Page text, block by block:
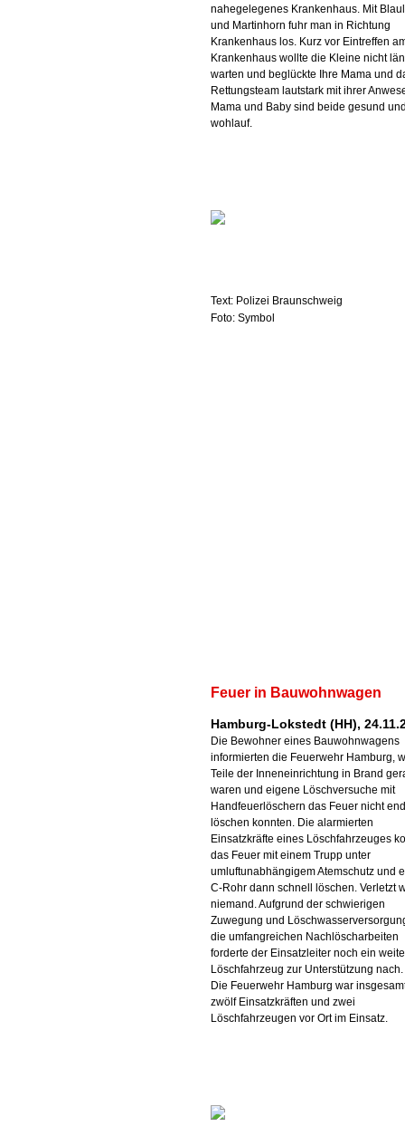
nahegelegenes Krankenhaus. Mit
und Martinhorn fuhr man in Richtung
Krankenhaus los. Kurz vor Eintreffen
Krankenhaus wollte die Kleine nicht
warten und beglückte Ihre Mama und
Rettungsteam lautstark mit ihrer
Mama und Baby sind beide gesund
wohlauf.
Text: Polizei Braunschweig
Foto: Symbol
Feuer in Bauwohnwagen
Hamburg-Lokstedt (HH),
Die Bewohner eines Bauwohnwagens
informierten die Feuerwehr Hamburg,
Teile der Inneneinrichtung in Brand
waren und eigene Löschversuche mit
Handfeuerlöschern das Feuer nicht
löschen konnten. Die alarmierten
Einsatzkräfte eines Löschfahrzeuges
das Feuer mit einem Trupp unter
umluftunabhängigem Atemschutz und
C-Rohr dann schnell löschen. Verletzt
niemand. Aufgrund der schwierigen
Zuwegung und
die umfangreichen Nachlöscharbeiten
forderte der Einsatzleiter noch ein
Löschfahrzeug zur Unterstützung nach.
Die Feuerwehr Hamburg war
zwölf Einsatzkräften und zwei
Löschfahrzeugen vor Ort im Einsatz.